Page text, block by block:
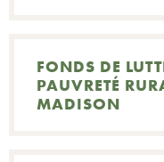
FONDS DE
PAUVRETÉ
MADISON